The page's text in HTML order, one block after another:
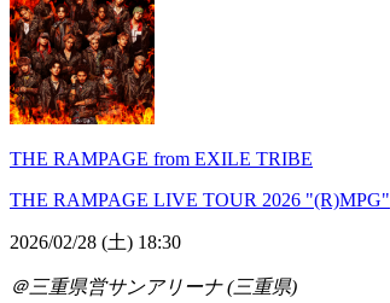
THE RAMPAGE from EXILE TRIBE
THE RAMPAGE LIVE TOUR 2026 "(R)MPG"
2026/02/28 (土) 18:30
＠三重県営サンアリーナ (三重県)